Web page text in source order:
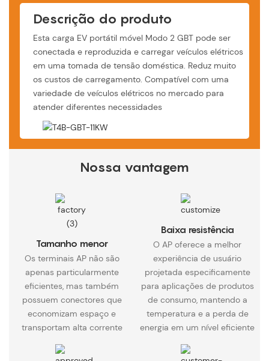
Descrição do produto
Esta carga EV portátil móvel Modo 2 GBT pode ser
conectada e reproduzida e carregar veículos elétricos
em uma tomada de tensão doméstica. Reduz muito
os custos de carregamento. Compatível com uma
variedade de veículos elétricos no mercado para
atender diferentes necessidades
Nossa vantagem
Tamanho menor
Os terminais AP não são
apenas particularmente
eficientes, mas também
possuem conectores que
economizam espaço e
transportam alta corrente
Baixa resistência
O AP oferece a melhor
experiência de usuário
projetada especificamente
para aplicações de produtos
de consumo, mantendo a
temperatura e a perda de
energia em um nível eficiente